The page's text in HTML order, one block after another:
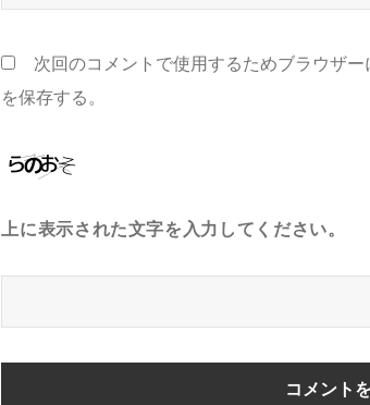
次回のコメントで使用するためブラウザ
を保存する。
上に表示された文字を入力してください。